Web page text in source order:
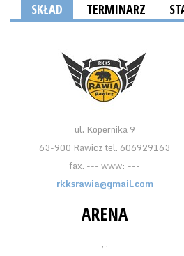
SKŁAD TERMINARZ
ul. Kopernika 9
63-900 Rawicz tel. 606929163
fax. --- www: ---
rkksrawia@gmail.com
ARENA
, ,